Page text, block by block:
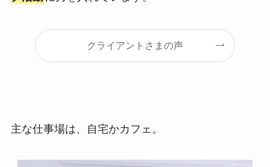
クライアントさまの声
主な仕事場は、自宅かカフェ。